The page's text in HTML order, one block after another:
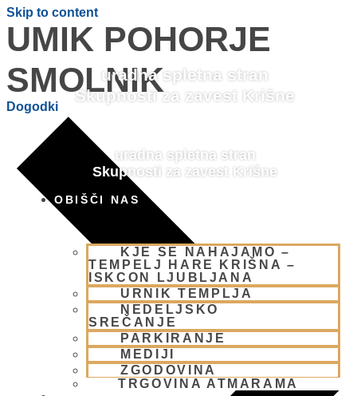
Skip to content
uradna spletna stran
Skupnosti za zavest Krišne
uradna spletna stran
Skupnosti za zavest Krišne
OBIŠČI NAS
KJE SE NAHAJAMO –
TEMPELJ HARE KRIŠNA –
ISKCON LJUBLJANA
URNIK TEMPLJA
NEDELJSKO
SREČANJE
PARKIRANJE
MEDIJI
ZGODOVINA
TRGOVINA ATMARAMA
UMIK POHORJE
SMOLNIK
Dogodki